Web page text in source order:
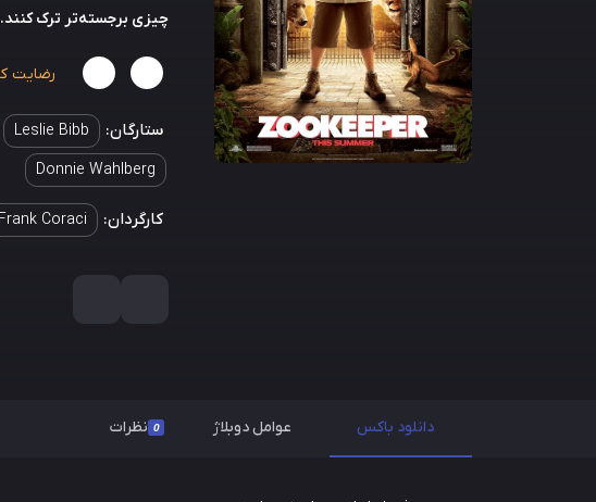
چیزی برجسته‌تر ترک کنند.
رضایت
ستارگان: Leslie Bibb
Donnie Wahlberg
کارگردان: Frank Coraci
دانلود باکس عوامل دوبلاژ 0 نظرات